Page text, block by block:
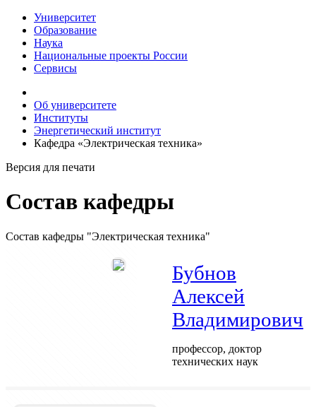
Университет
Образование
Наука
Национальные проекты России
Сервисы
Об университете
Институты
Энергетический институт
Кафедра «Электрическая техника»
Версия для печати
Состав кафедры
Состав кафедры "Электрическая техника"
Бубнов
Алексей
Владимирович
профессор, доктор
технических наук